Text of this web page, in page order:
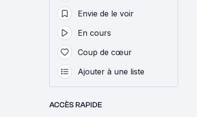
Envie de le voir
En cours
Coup de cœur
Ajouter à une liste
ACCÈS RAPIDE